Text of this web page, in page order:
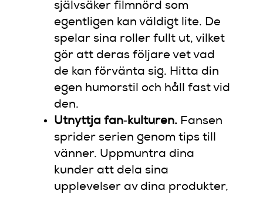
självsäker filmnörd som
egentligen kan väldigt lite. De
spelar sina roller fullt ut, vilket
gör att deras följare vet vad
de kan förvänta sig. Hitta din
egen humorstil och håll fast vid
den.
Utnyttja fan‑kulturen. Fansen
sprider serien genom tips till
vänner. Uppmuntra dina
kunder att dela sina
upplevelser av dina produkter,